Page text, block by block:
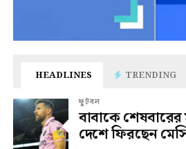
HEADLINES TRENDING
ফুটবল
বাবাকে
দেশে ফিরছেন